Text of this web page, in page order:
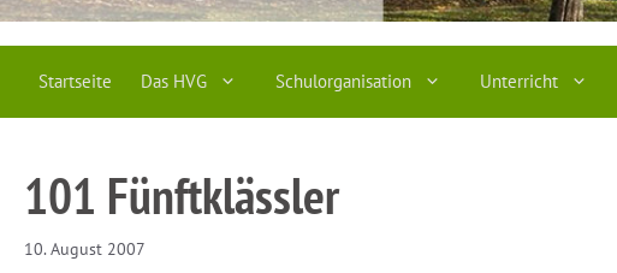
Startseite Das HVG Schulorganisation Unterricht
101 Fünftklässler
10. August 2007